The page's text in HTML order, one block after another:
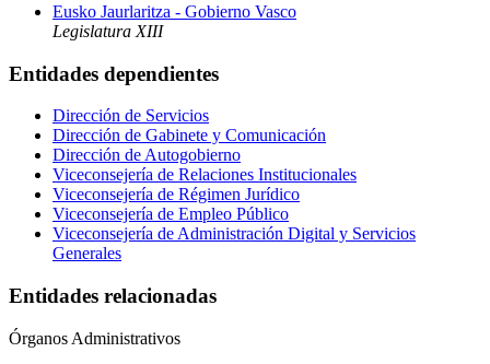
Eusko Jaurlaritza - Gobierno Vasco
Legislatura XIII
Entidades dependientes
Dirección de Servicios
Dirección de Gabinete y Comunicación
Dirección de Autogobierno
Viceconsejería de Relaciones Institucionales
Viceconsejería de Régimen Jurídico
Viceconsejería de Empleo Público
Viceconsejería de Administración Digital y Servicios
Generales
Entidades relacionadas
Órganos Administrativos